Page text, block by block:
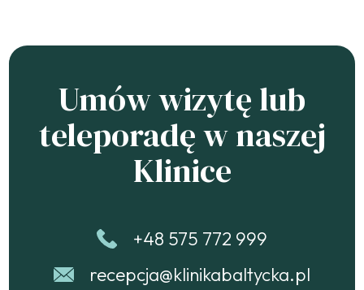
Umów wizytę lub
teleporadę w naszej
Klinice
+48 575 772 999
recepcja@klinikabaltycka.pl